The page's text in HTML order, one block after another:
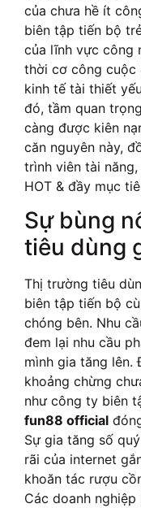
của chưa hề ít
biên tập tiến bộ
của lĩnh vực công
thời cơ công cuộc
kinh tế tài thiết
đó, tầm quan
càng được kiên
căn nguyên này,
trình viên tài
HOT & đầy mục
Sự bùng
tiêu dùng
Thị trường tiêu
biên tập tiến bộ
chóng bên. Nhu
đem lại nhu cầu
mình gia tăng lên.
khoảng chừng
như công ty biên
fun88 official
Sự gia tăng số
rãi của internet
khoăn tác rượu
Các doanh